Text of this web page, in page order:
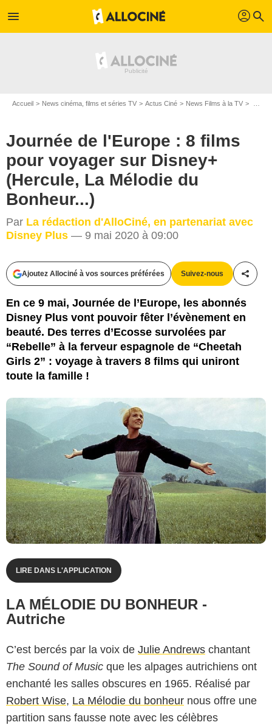
menu profil search
Accueil News cinéma, films et séries TV Actus Ciné News Films à la TV
Journée de l'Europe : 8 films
pour voyager sur Disney+
(Hercule, La Mélodie du
Bonheur...)
Par La rédaction d'AlloCiné, en partenariat avec
Disney Plus — 9 mai 2020 à 09:00
Ajoutez Allociné à vos sources préférées Suivez-nous
En ce 9 mai, Journée de l’Europe, les abonnés
Disney Plus vont pouvoir fêter l’évènement en
beauté. Des terres d’Ecosse survolées par
“Rebelle” à la ferveur espagnole de “Cheetah
Girls 2” : voyage à travers 8 films qui uniront
toute la famille !
LIRE DANS L'APPLICATION
LA MÉLODIE DU BONHEUR -
Autriche
C’est bercés par la voix de Julie Andrews chantant
The Sound of Music que les alpages autrichiens ont
enchanté les salles obscures en 1965. Réalisé par
Robert Wise, La Mélodie du bonheur nous offre une
partition sans fausse note avec les célèbres